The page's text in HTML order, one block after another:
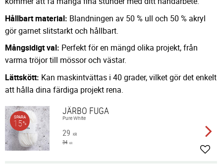
Hållbart material: Blandningen av 50 % ull och 50 % akryl
gör garnet slitstarkt och hållbart.
Mångsidigt val: Perfekt för en mängd olika projekt, från
varma tröjor till mössor och västar.
Lättskött: Kan maskintvättas i 40 grader, vilket gör det enkelt
att hålla dina färdiga projekt rena.
JÄRBO FUGA
Pure White
29 KR
34 KR
SPARA
15%